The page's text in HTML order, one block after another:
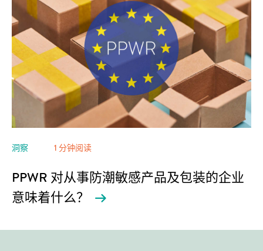
洞察 1 分钟阅读
PPWR 对从事防潮敏感产品及包装的企业
意味着什么？